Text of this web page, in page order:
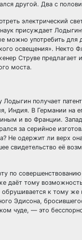
другой. Два с
электрический
присуждает
употребить для
освещения». Некто
Струве предлагает
моста.
Лодыгин получает
Индия. В Германии на
и во Франции.
за серийное
Не одержит ли верх
свидетельство её
совершенствованию
тому возможность
к тому же
Эдисона,
чуде, — это